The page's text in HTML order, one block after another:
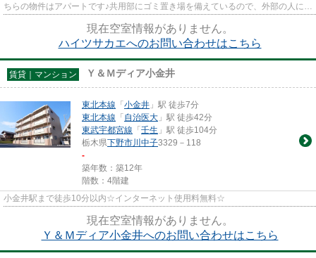
ちらの物件はアパートです♪共用部にゴミ置き場を備えているので、外部の人にご
みを見られたりするリスクを...
現在空室情報がありません。
ハイツサカエへのお問い合わせはこちら
賃貸｜マンション Ｙ＆Ｍディア小金井
東北本線 「小金井 」駅 徒歩7分
東北本線 「自治医大 」駅 徒歩42分
東武宇都宮線 「壬生 」駅 徒歩104分
栃木県下野市川中子3329－118
-
築年数：築12年
階数：4階建
小金井駅まで徒歩10分以内☆インターネット使用料無料☆
現在空室情報がありません。
Ｙ＆Ｍディア小金井へのお問い合わせはこちら